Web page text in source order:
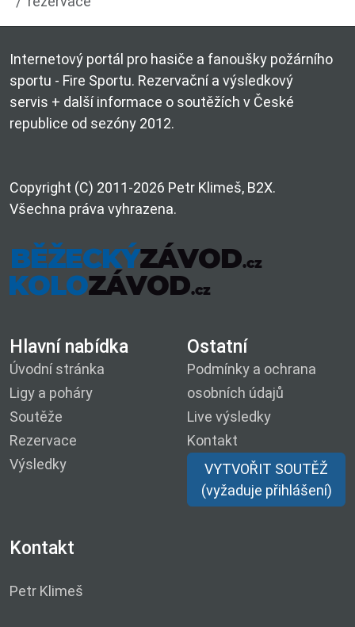
Internetový portál pro hasiče a fanoušky požárního
sportu - Fire Sportu. Rezervační a výsledkový
servis + další informace o soutěžích v České
republice od sezóny 2012.
Copyright (C) 2011-2026 Petr Klimeš, B2X.
Všechna práva vyhrazena.
Hlavní nabídka
Úvodní stránka
Ligy a poháry
Soutěže
Rezervace
Výsledky
Ostatní
Podmínky a ochrana
osobních údajů
Live výsledky
Kontakt
VYTVOŘIT SOUTĚŽ
(vyžaduje přihlášení)
Kontakt
Petr Klimeš